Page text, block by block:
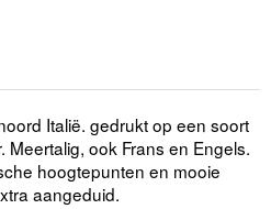
Italië. gedrukt op een soort
Meertalig, ook Frans en Engels.
hoogtepunten en mooie
aangeduid.